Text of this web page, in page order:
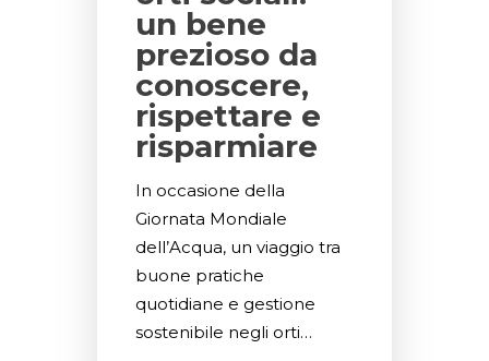
un bene
prezioso da
conoscere,
rispettare e
risparmiare
In occasione della
Giornata Mondiale
dell’Acqua, un viaggio tra
buone pratiche
quotidiane e gestione
sostenibile negli orti…